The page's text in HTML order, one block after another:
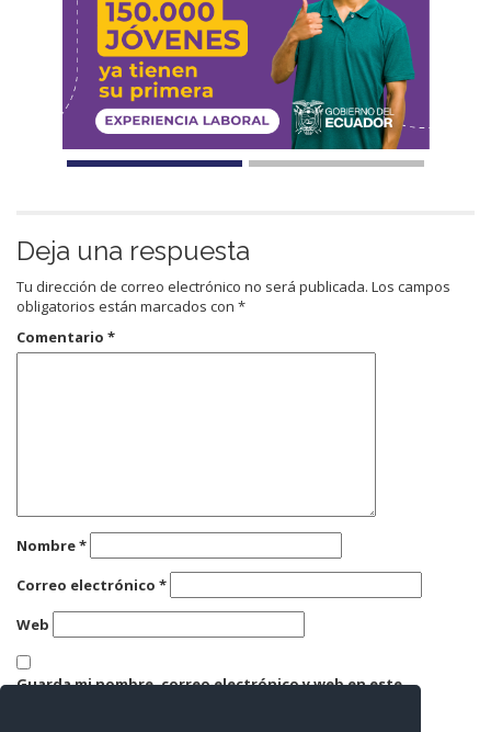
Deja una respuesta
Tu dirección de correo electrónico no será publicada. Los campos
obligatorios están marcados con *
Comentario *
Nombre*
Correo electrónico *
Web
Guarda mi nombre, correo electrónico y web en este